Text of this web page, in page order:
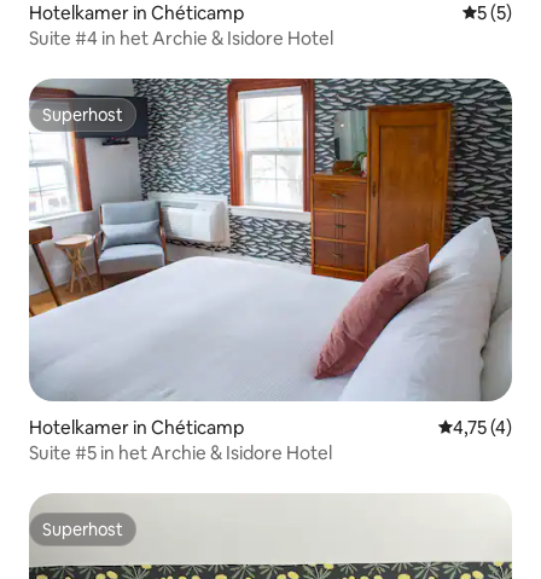
Hotelkamer in Chéticamp
5 (5)
Suite #4 in het Archie & Isidore Hotel
Superhost
Superhost
Hotelkamer in Chéticamp
4,75 (4)
Suite #5 in het Archie & Isidore Hotel
Superhost
Superhost